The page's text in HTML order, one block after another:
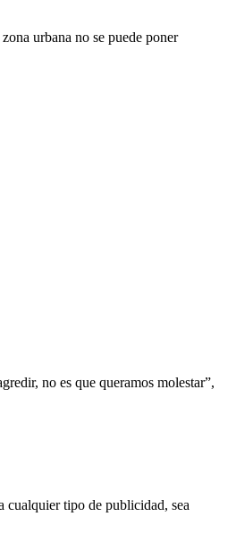
urbana no se puede poner
no es que queramos molestar”,
cualquier tipo de publicidad, sea